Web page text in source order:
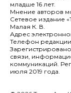
младше 16 лет.
Мнение авторов
Сетевое издание
Малая К. В.
Адрес
Телефон редакции:
связи,
коммуникаций.
июля 2019 года.